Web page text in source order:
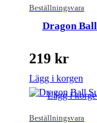
Beställningsvara
Dragon
219 kr
Lägg i korgen
Beställningsvara
Lägg i